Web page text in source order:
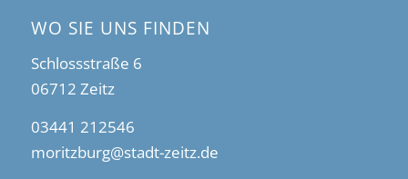
WO SIE UNS FINDEN
Schlossstraße 6
06712 Zeitz
03441 212546
moritzburg@stadt-zeitz.de